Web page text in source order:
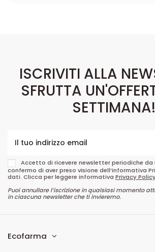
ISCRIVITI ALLA
SFRUTTA
SETTIMANA!
Accetto di ricevere newsletter periodiche da
confermo di aver preso visione dell’informativa
dati. Clicca per leggere informativa Privacy
Puoi annullare l’iscrizione in qualsiasi momento
in ciascuna newsletter che ti invieremo.
Ecofarma